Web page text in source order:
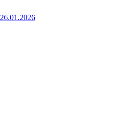
26.01.2026